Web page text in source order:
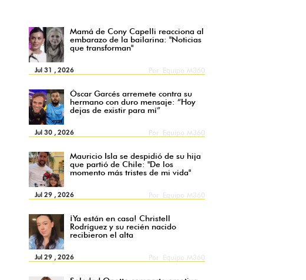
Mamá de Cony Capelli reacciona al
embarazo de la bailarina: "Noticias
que transforman"
Jul 31 , 2026
Óscar Garcés arremete contra su
hermano con duro mensaje: “Hoy
dejas de existir para mí”
Jul 30 , 2026
Mauricio Isla se despidió de su hija
que partió de Chile: "De los
momento más tristes de mi vida"
Jul 29 , 2026
¡Ya están en casa! Christell
Rodríguez y su recién nacido
recibieron el alta
Jul 29 , 2026